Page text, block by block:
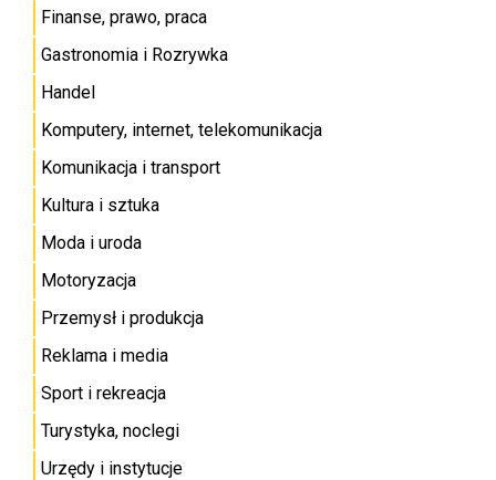
Finanse, prawo, praca
Gastronomia i Rozrywka
Handel
Komputery, internet, telekomunikacja
Komunikacja i transport
Kultura i sztuka
Moda i uroda
Motoryzacja
Przemysł i produkcja
Reklama i media
Sport i rekreacja
Turystyka, noclegi
Urzędy i instytucje